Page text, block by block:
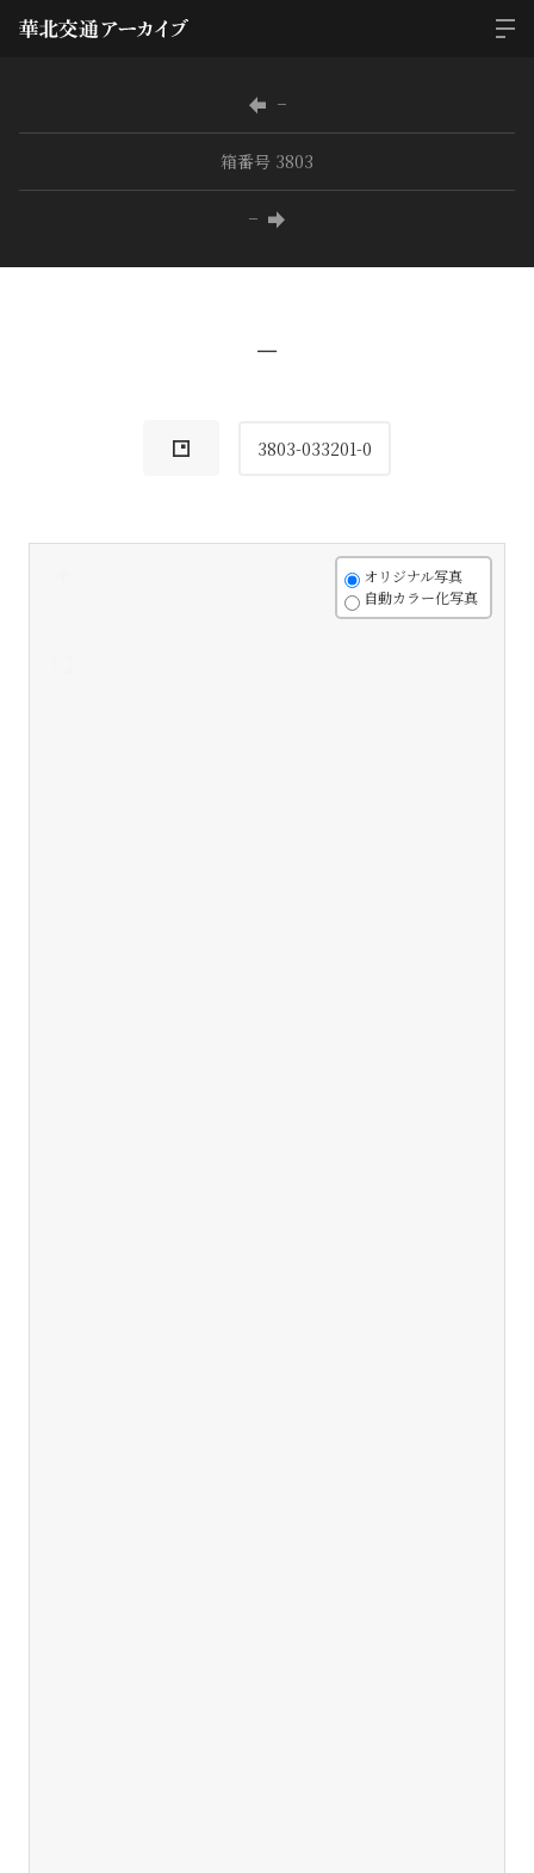
−
箱番号 3803
−
−
3803-033201-0
オリジナル写真
自動カラー化写真